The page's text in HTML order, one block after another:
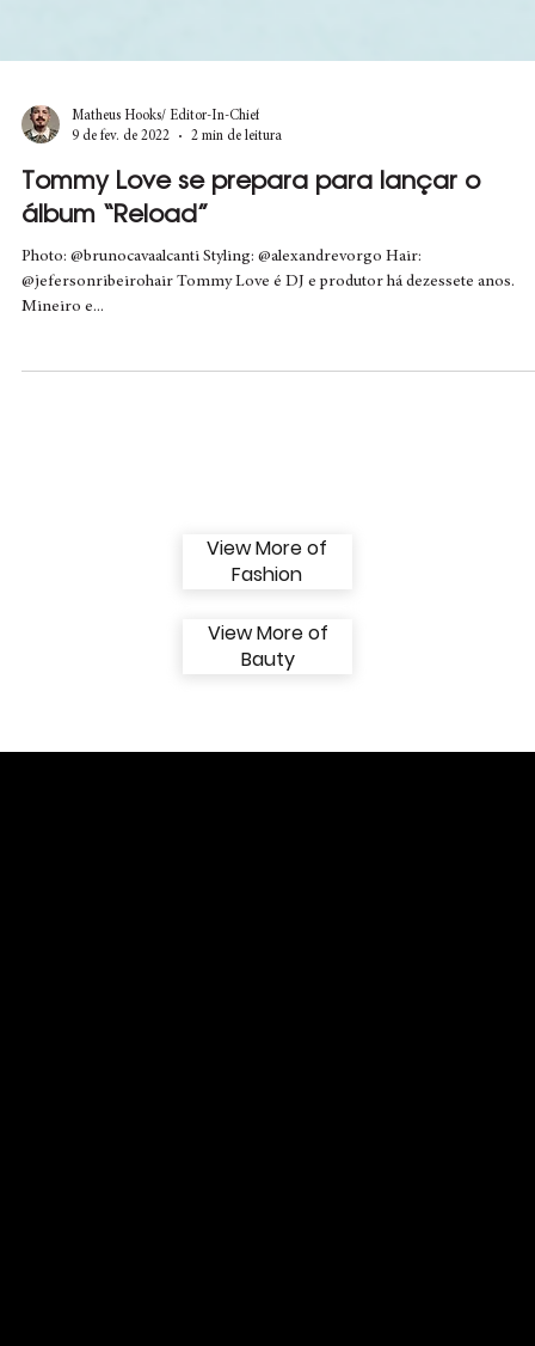
Matheus Hooks/ Editor-In-Chief
9 de fev. de 2022
2 min de leitura
Tommy Love se prepara para lançar o
álbum “Reload”
@jefersonribeirohair Tommy Love é DJ e produtor há dezessete anos.
View More of
Fashion
Bauty